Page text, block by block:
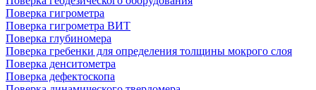
Поверка гигрометра
Поверка гигрометра ВИТ
Поверка глубиномера
Поверка гребенки для определения толщины мокрого слоя
Поверка денситометра
Поверка дефектоскопа